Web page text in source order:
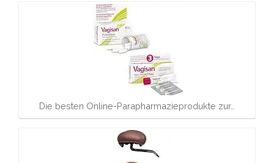
Die besten Online-Parapharmazieprodukte zur…